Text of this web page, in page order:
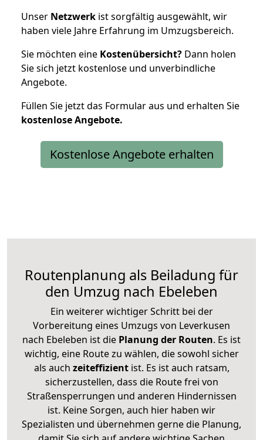
Unser Netzwerk ist sorgfältig ausgewählt, wir
haben viele Jahre Erfahrung im Umzugsbereich.
Sie möchten eine Kostenübersicht? Dann holen
Sie sich jetzt kostenlose und unverbindliche
Angebote.
Füllen Sie jetzt das Formular aus und erhalten Sie
kostenloseAngebote.
Kostenlose Angebote erhalten
Routenplanung als Beiladung für
den Umzug nach Ebeleben
Ein weiterer wichtiger Schritt bei der
Vorbereitung eines Umzugs von Leverkusen
nach Ebeleben ist die Planung der Routen. Es ist
wichtig, eine Route zu wählen, die sowohl sicher
als auch zeiteffizientist. Es ist auch ratsam,
sicherzustellen, dass die Route frei von
Straßensperrungen und anderen Hindernissen
ist. Keine Sorgen, auch hier haben wir
Spezialisten und übernehmen gerne die Planung,